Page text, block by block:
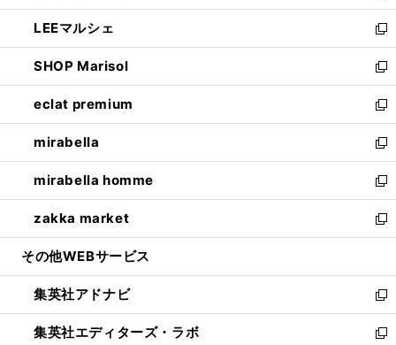
開
く
ウ
で
開
く
ン
ド
ウ
で
開
く
ウ
ィ
ン
ド
ウ
で
開
く
し
い
ウ
ィ
ン
ド
ウ
で
開
く
LEEマルシェ
新
し
い
ウ
ィ
ン
ド
ウ
で
開
く
SHOP Marisol
新
し
い
ウ
ィ
ン
ド
ウ
で
開
eclat premium
新
し
い
ウ
ィ
ン
ド
ウ
開
く
mirabella
新
し
い
ウ
ィ
ン
ウ
で
開
く
mirabella homme
新
し
い
ウ
ン
ド
ウ
で
zakka market
新
し
ウ
ィ
ン
ド
その他WEBサービス
集英社アドナビ
新
し
い
集英社エディターズ・ラボ
新